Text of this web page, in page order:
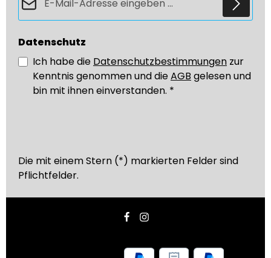
Datenschutz
Ich habe die Datenschutzbestimmungen zur
Kenntnis genommen und dieAGB gelesen und
bin mit ihnen einverstanden. *
Die mit einem Stern (*) markierten Felder sind
Pflichtfelder.